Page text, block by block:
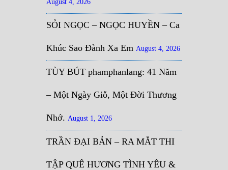
August 4, 2026
SỎI NGỌC – NGỌC HUYỀN – Ca
Khúc Sao Đành Xa Em August 4, 2026
TÙY BÚT phamphanlang: 41 Năm
– Một Ngày Giỗ, Một Đời Thương
Nhớ. August 1, 2026
TRẦN ĐẠI BẢN – RA MẮT THI
TẬP QUÊ HƯƠNG TÌNH YÊU &